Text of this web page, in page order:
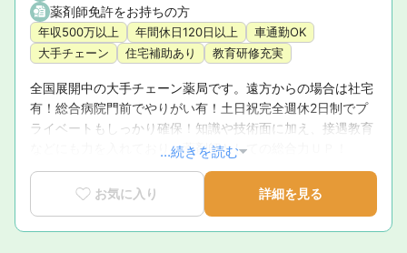
薬剤師免許をお持ちの方
年収500万以上 年間休日120日以上
車通勤OK
大手チェーン
住宅補助あり 教育研修充実
全国展開中の大手チェーン薬局です。遠方からの場合は社宅
有！総合病院門前でやりがい有！土日祝完全週休2日制でプ
ライベートもしっかり確保！知識や技術面に加え、接遇教育
などにも力を入れており、薬剤師としての総合力ＵＰ！
...続きを読む
お気に入り 詳細を見る